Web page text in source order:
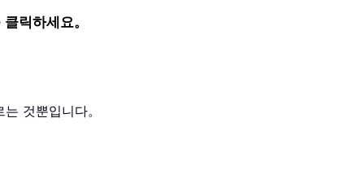
릭하세요。
것뿐입니다。